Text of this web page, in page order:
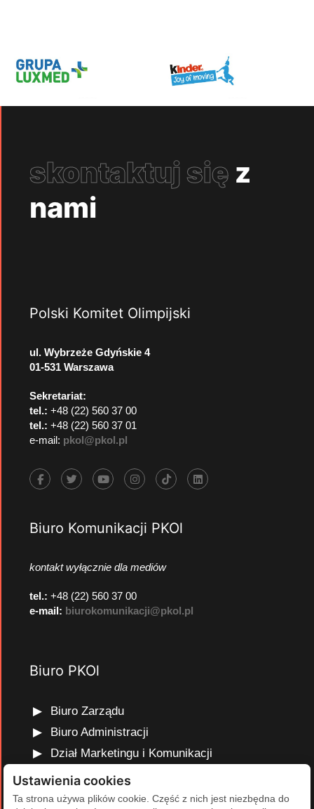
skontaktuj się z
nami
Polski Komitet Olimpijski
ul. Wybrzeże Gdyńskie 4
01-531 Warszawa
Sekretariat:
tel.: +48 (22) 560 37 00
tel.: +48 (22) 560 37 01
e-mail: pkol@pkol.pl
Biuro Komunikacji PKOl
kontakt wyłącznie dla mediów
tel.: +48 (22) 560 37 00
e-mail: biurokomunikacji@pkol.pl
Biuro PKOl
Biuro Zarządu
Biuro Administracji
Dział Marketingu i Komunikacji
Dział Edukacji Olimpijskiej
Dział Finansów i Kadr
Ustawienia cookies
Ta strona używa plików cookie. Część z nich jest niezbędna do